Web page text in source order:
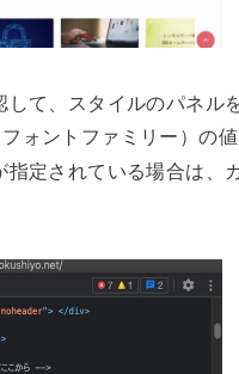
て、スタイルのパネル
フォントファミリー）の
定されている場合は、